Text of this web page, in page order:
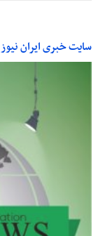
سایت خبری ایران نیوز